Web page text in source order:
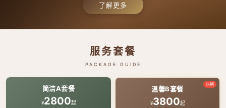
了解更多
服务套餐
PACKAGE GUIDE
简洁A套餐
¥2800起
热销
温馨B套餐
¥3800起